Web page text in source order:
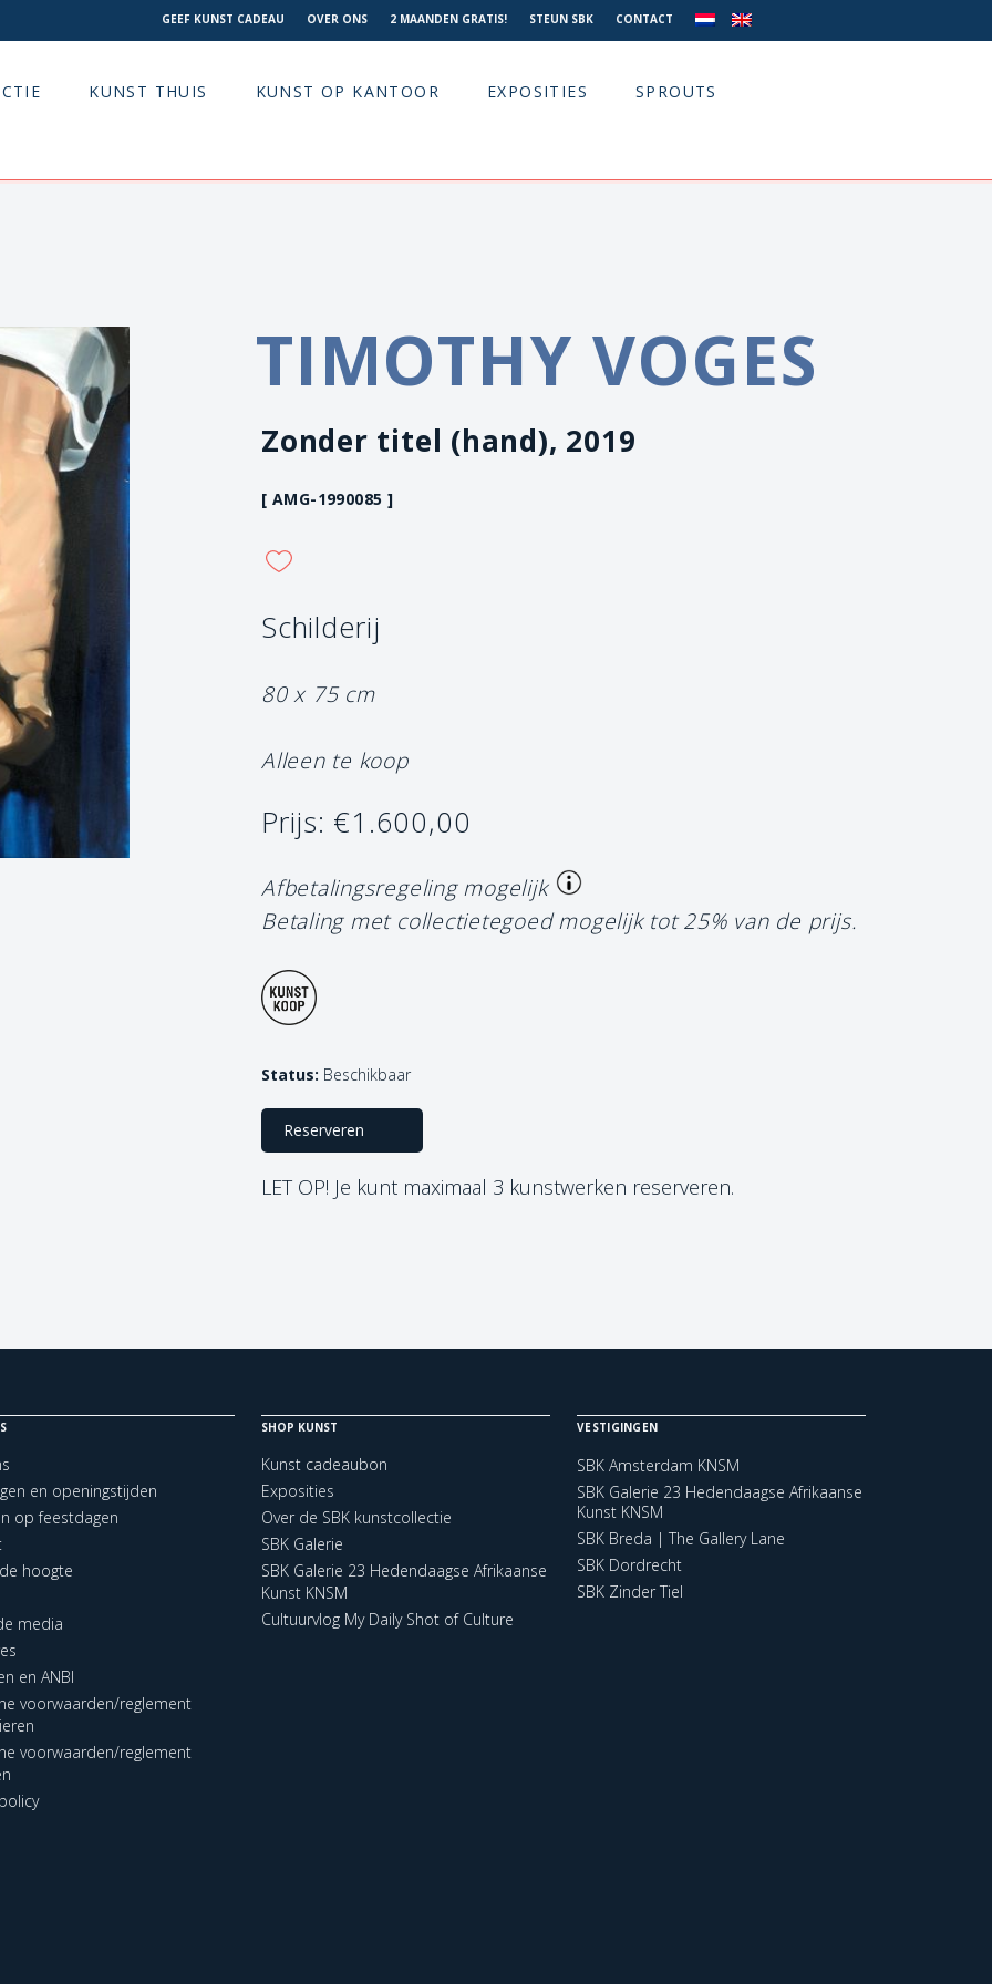
GEEF KUNST CADEAU OVER ONS 2 MAANDEN GRATIS! STEUN SBK CONTACT
KUNST THUIS KUNST OP KANTOOR EXPOSITIES SPROUTS
TIMOTHY VOGES
Zonder titel (hand), 2019
[ AMG-1990085 ]
Schilderij
80 x 75 cm
Alleen te koop
Prijs: €1.600,00
Afbetalingsregeling mogelijk
Betaling met collectietegoed mogelijk tot 25% van de prijs.
Status: Beschikbaar
Reserveren
LET OP! Je kunt maximaal 3 kunstwerken reserveren.
en openingstijden
op feestdagen
hoogte
media
en ANBI
voorwaarden/reglement
voorwaarden/reglement
SHOP KUNST
Kunst cadeaubon
Exposities
Over de SBK kunstcollectie
SBK Galerie
SBK Galerie 23 Hedendaagse Afrikaanse
Kunst KNSM
Cultuurvlog My Daily Shot of Culture
VESTIGINGEN
SBK Amsterdam KNSM
SBK Galerie 23 Hedendaagse Afrikaanse
Kunst KNSM
SBK Breda | The Gallery Lane
SBK Dordrecht
SBK Zinder Tiel